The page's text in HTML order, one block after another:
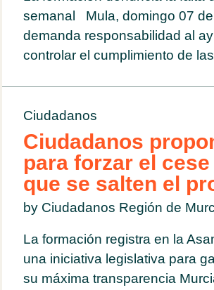
semanal Mula, domingo 07
demanda responsabilidad al
controlar el cumplimiento de
Ciudadanos
Ciudadanos
para forzar el
que se salten el
by Ciudadanos Región de
La formación registra en la
una iniciativa legislativa para
su máxima transparencia